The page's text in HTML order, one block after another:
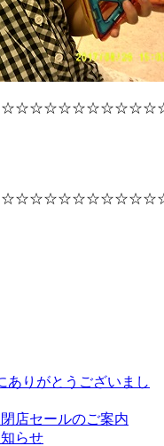
ありがとうございまし
店セールのご案内
らせ